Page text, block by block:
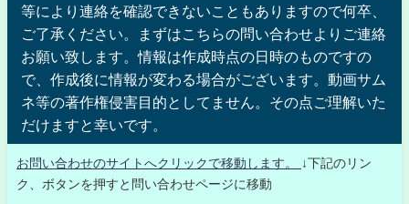
等により連絡を確認できないこともありますので何卒、
ご了承ください。まずはこちらの問い合わせよりご連絡
お願い致します。情報は作成時点の日時のものですの
で、作成後に情報が変わる場合がございます。動画サム
ネ等の著作権侵害目的としてません。その点ご理解いた
だけますと幸いです。
お問い合わせのサイトへクリックで移動します。
↓下記のリン
ク、ボタンを押すと問い合わせページに移動